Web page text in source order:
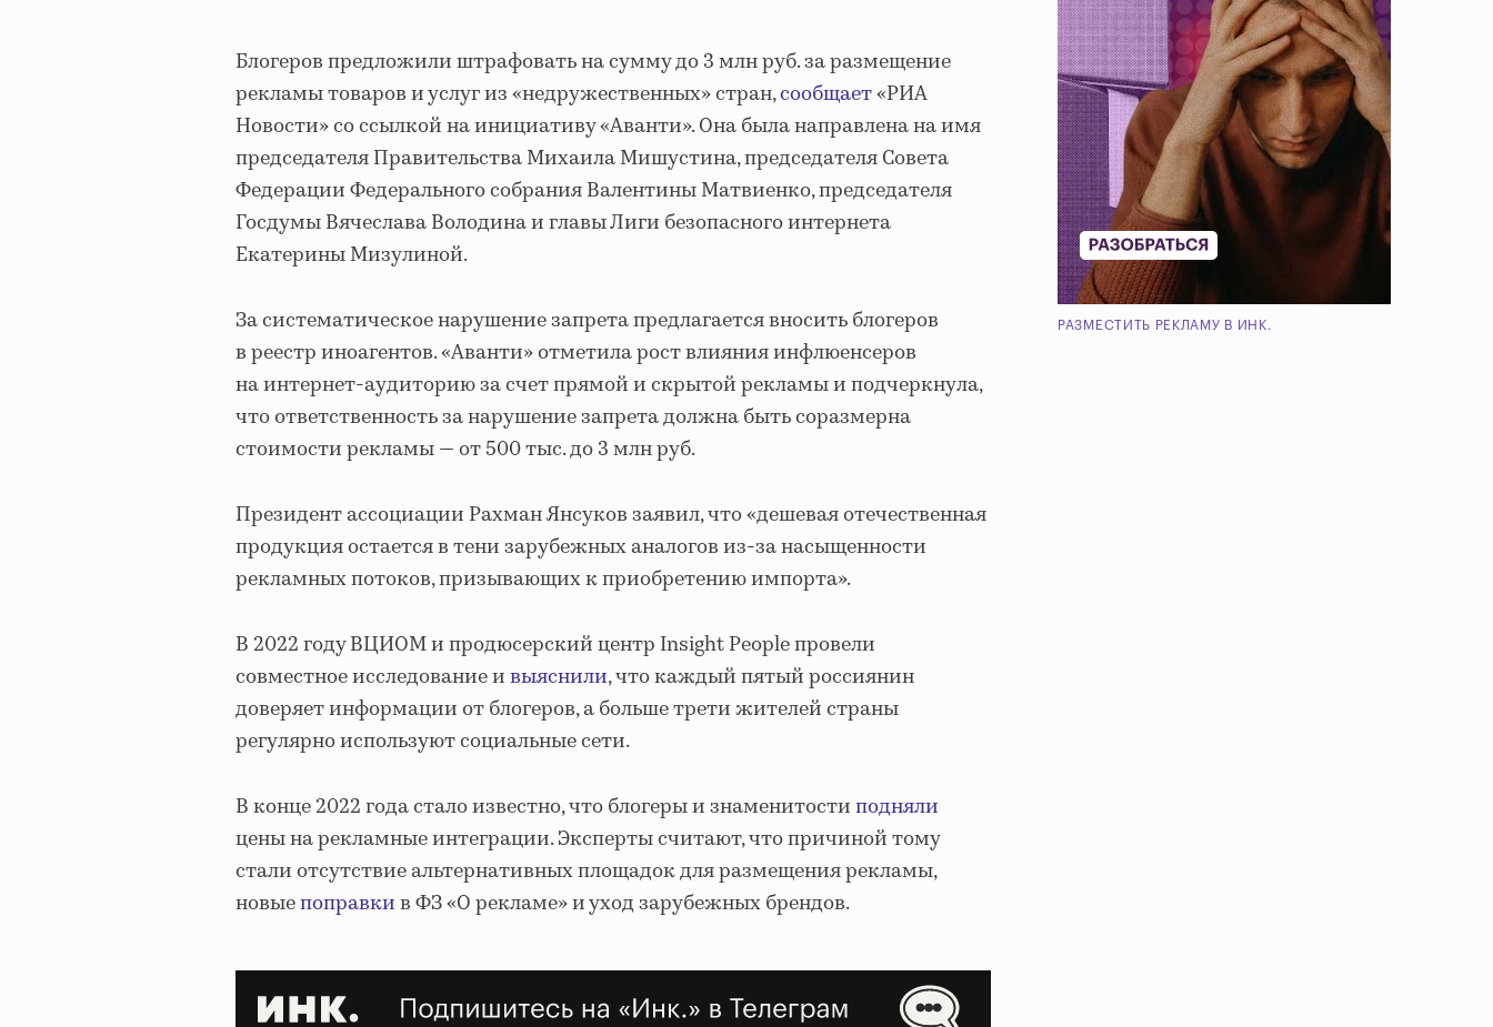
Блогеров предложили штрафовать на сумму до 3 млн руб. за размещение
рекламы товаров и услуг из «недружественных» стран,сообщает«РИА
Новости» со ссылкой на инициативу «Аванти». Она была направлена на имя
председателя Правительства Михаила Мишустина, председателя Совета
Федерации Федерального собрания Валентины Матвиенко, председателя
Госдумы Вячеслава Володина и главы Лиги безопасного интернета
Екатерины Мизулиной.
За систематическое нарушение запрета предлагается вносить блогеров
в реестр иноагентов. «Аванти» отметила рост влияния инфлюенсеров
на интернет-аудиторию за счет прямой и скрытой рекламы и подчеркнула,
что ответственность за нарушение запрета должна быть соразмерна
стоимости рекламы — от 500 тыс. до 3 млн руб.
Президент ассоциации Рахман Янсуков заявил, что «дешевая отечественная
продукция остается в тени зарубежных аналогов из-за насыщенности
рекламных потоков, призывающих к приобретению импорта».
В 2022 году ВЦИОМ и продюсерский центр Insight People провели
совместное исследование ивыяснили, что каждый пятый россиянин
доверяет информации от блогеров, а больше трети жителей страны
регулярно используют социальные сети.
В конце 2022 года стало известно, что блогеры и знаменитостиподняли
цены на рекламные интеграции. Эксперты считают, что причиной тому
стали отсутствие альтернативных площадок для размещения рекламы,
новыепоправкив ФЗ «О рекламе» и уход зарубежных брендов.
РАЗМЕСТИТЬ РЕКЛАМУ В ИНК.